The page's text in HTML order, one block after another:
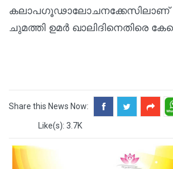
ചുമത്തി ഉമർ ഖാലിദിനെതിരെ
Share this News Now:
Like(s): 3.7K